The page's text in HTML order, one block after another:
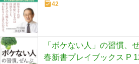
42
「ボケない人」の習慣、
春新書プレイブックス P